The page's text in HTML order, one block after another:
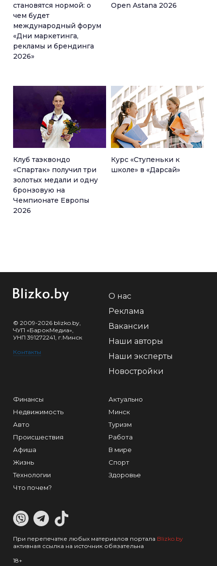
становятся нормой: о
чем будет
международный форум
«Дни маркетинга,
рекламы и брендинга
2026»
Open Astana 2026
Клуб таэквондо
«Спартак» получил три
золотых медали и одну
бронзовую на
Чемпионате Европы
2026
Курс «Ступеньки к
школе» в «Дарсай»
© 2009-2026 blizko.by,
ЧУП «БарокМедиа»,
УНП 391272241, г.Минск
Контакты
О нас
Реклама
Вакансии
Наши авторы
Наши эксперты
Новостройки
Финансы
Недвижимость
Авто
Происшествия
Афиша
Жизнь
Технологии
Что почем?
Актуально
Минск
Туризм
Работа
В мире
Спорт
Здоровье
При перепечатке любых материалов портала Blizko.by
активная ссылка на источник обязательна
18+